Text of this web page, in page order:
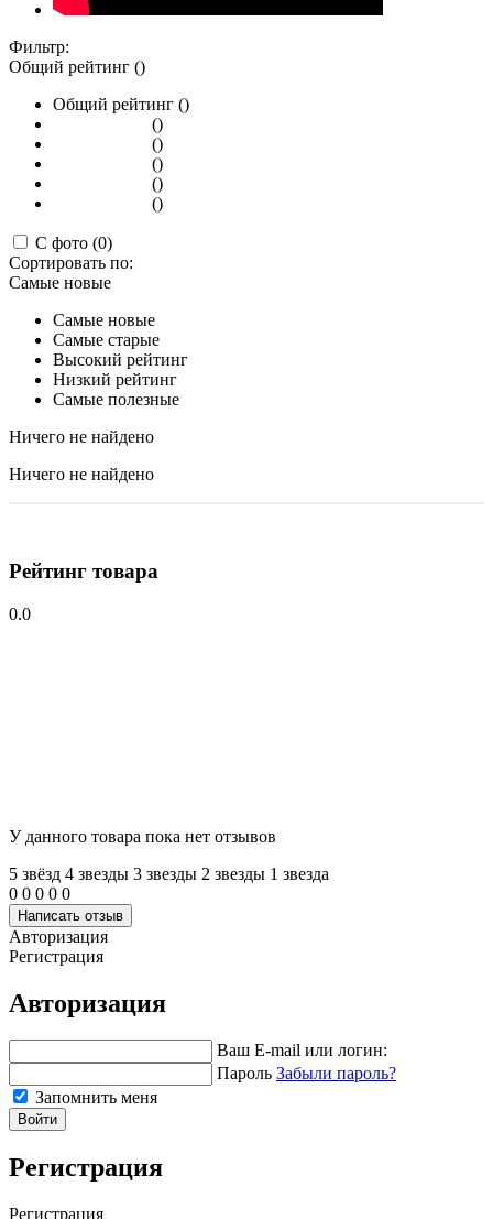
Фильтр:
Общий рейтинг ()
Общий рейтинг ()
()
()
()
()
()
С фото (0)
Сортировать по:
Самые новые
Самые новые
Самые старые
Высокий рейтинг
Низкий рейтинг
Самые полезные
Ничего не найдено
Ничего не найдено
Рейтинг товара
0.0
У данного товара пока нет отзывов
5 звёзд 4 звeзды 3 звeзды 2 звeзды 1 звeзда
0 0 0 0 0
Написать отзыв
Авторизация
Регистрация
Авторизация
Ваш E-mail или логин:
Пароль Забыли пароль?
Запомнить меня
Войти
Регистрация
Регистрация